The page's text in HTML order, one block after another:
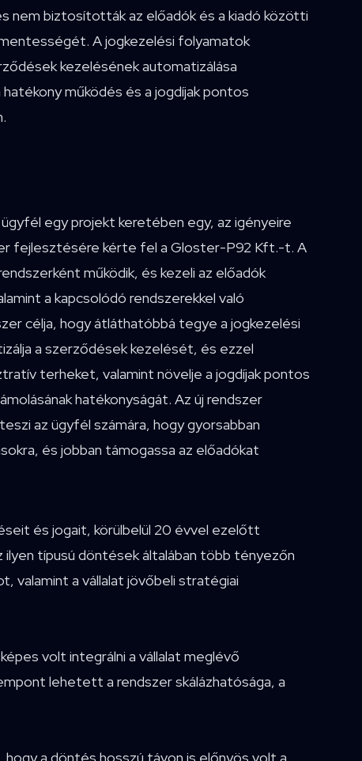
nem biztosították az előadók és a kiadó közötti
A jogkezelési folyamatok
kezelésének automatizálása
működés és a jogdíjak pontos
egy projekt keretében egy, az igényeire
fejlesztésére kérte fel a Gloster-P92 Kft.-t. A
működik, és kezeli az előadók
a kapcsolódó rendszerekkel való
célja, hogy átláthatóbbá tegye a jogkezelési
a szerződések kezelését, és ezzel
terheket, valamint növelje a jogdíjak pontos
hatékonyságát. Az új rendszer
az ügyfél számára, hogy gyorsabban
és jobban támogassa az előadókat
és jogait, körülbelül 20 évvel ezelőtt
típusú döntések általában több tényezőn
valamint a vállalat jövőbeli stratégiai
volt integrálni a vállalat meglévő
lehetett a rendszer skálázhatósága, a